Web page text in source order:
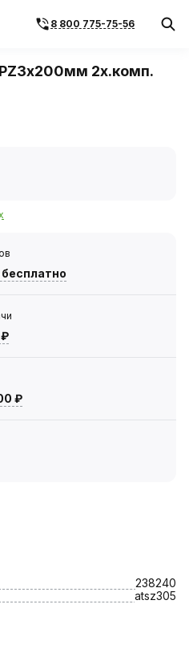
8 800 775-75-56
PZ3х200мм 2х.комп.
₽
238240
atsz305